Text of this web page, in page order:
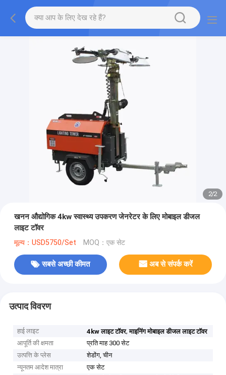
2/2
खनन औद्योगिक 4kw स्वास्थ्य उपकरण जेनरेटर के लिए मोबाइल डीजल
लाइट टॉवर
मूल्य：USD5750/Set MOQ：एक सेट
सबसे अच्छी कीमत अब से संपर्क करें
उत्पाद विवरण
हाई लाइट 4kw लाइट टॉवर,माइनिंग मोबाइल डीजल लाइट टॉवर
आपूर्ति की क्षमता
प्रति माह 300 सेट
उत्पत्ति के प्लेस
शेडोंग, चीन
न्यूनतम आदेश मात्रा
एक सेट